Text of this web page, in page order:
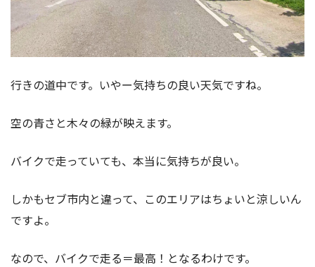
行きの道中です。いやー気持ちの良い天気ですね。
空の青さと木々の緑が映えます。
バイクで走っていても、本当に気持ちが良い。
しかもセブ市内と違って、このエリアはちょいと涼しいん
ですよ。
なので、バイクで走る＝最高！となるわけです。